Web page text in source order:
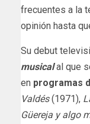
frecuentes a la
opinión hasta
Su debut
musical al que
en programas
Valdés(1971),
Güereja y algo